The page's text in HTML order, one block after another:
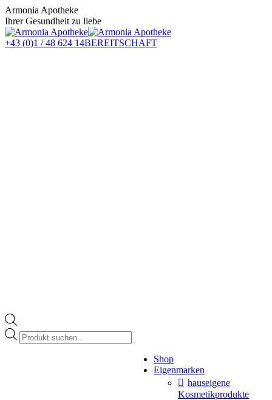
Zum
Inhalt
springen
Armonia Apotheke
Ihrer Gesundheit zu liebe
+43 (0)1 / 48 624 14BEREITSCHAFT
Products
search
Shop
Eigenmarken
hauseigene
Kosmetikprodukte